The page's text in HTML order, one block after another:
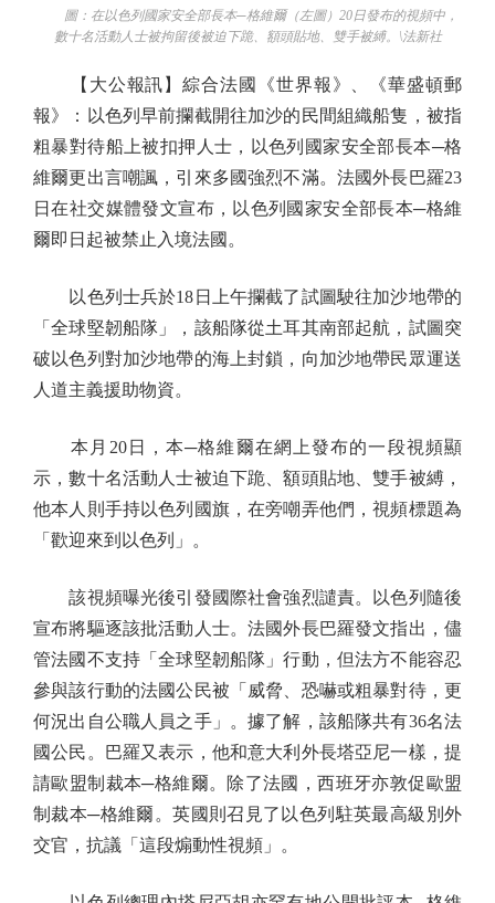
圖：在以色列國家安全部長本─格維爾（左圖）20日發布的視頻中，
數十名活動人士被拘留後被迫下跪、額頭貼地、雙手被縛。\法新社
【大公報訊】綜合法國《世界報》、《華盛頓郵
報》：以色列早前攔截開往加沙的民間組織船隻，被指
粗暴對待船上被扣押人士，以色列國家安全部長本─格
維爾更出言嘲諷，引來多國強烈不滿。法國外長巴羅23
日在社交媒體發文宣布，以色列國家安全部長本─格維
爾即日起被禁止入境法國。
以色列士兵於18日上午攔截了試圖駛往加沙地帶的
「全球堅韌船隊」，該船隊從土耳其南部起航，試圖突
破以色列對加沙地帶的海上封鎖，向加沙地帶民眾運送
人道主義援助物資。
本月20日，本─格維爾在網上發布的一段視頻顯
示，數十名活動人士被迫下跪、額頭貼地、雙手被縛，
他本人則手持以色列國旗，在旁嘲弄他們，視頻標題為
「歡迎來到以色列」。
該視頻曝光後引發國際社會強烈譴責。以色列隨後
宣布將驅逐該批活動人士。法國外長巴羅發文指出，儘
管法國不支持「全球堅韌船隊」行動，但法方不能容忍
參與該行動的法國公民被「威脅、恐嚇或粗暴對待，更
何況出自公職人員之手」。據了解，該船隊共有36名法
國公民。巴羅又表示，他和意大利外長塔亞尼一樣，提
請歐盟制裁本─格維爾。除了法國，西班牙亦敦促歐盟
制裁本─格維爾。英國則召見了以色列駐英最高級別外
交官，抗議「這段煽動性視頻」。